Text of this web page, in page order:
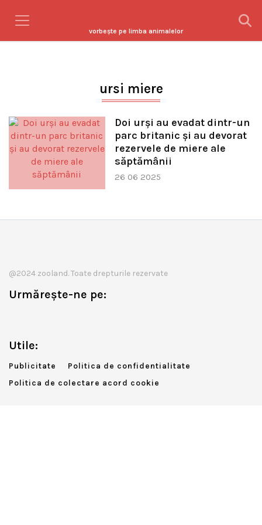
vorbeşte pe limba animalelor
ursi miere
Doi urși au evadat dintr-un
parc britanic și au devorat
rezervele de miere ale
săptămânii
26 06 2025
@2024 zooland. Toate drepturile rezervate
Urmărește-ne pe:
Utile:
Publicitate
Politica de confidentialitate
Politica de colectare acord cookie